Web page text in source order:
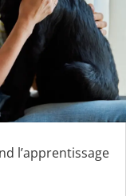
l’apprentissage